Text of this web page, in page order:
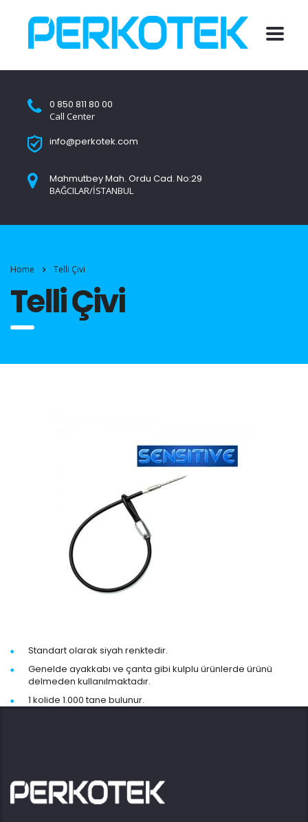
0 850 811 80 00
Call Center
info@perkotek.com
Mahmutbey Mah. Ordu Cad. No:29
BAĞCILAR/İSTANBUL
Home Telli Çivi
Telli Çivi
Standart olarak siyah renktedir.
Genelde ayakkabı ve çanta gibi kulplu ürünlerde ürünü
delmeden kullanılmaktadır.
1 kolide 1.000 tane bulunur.